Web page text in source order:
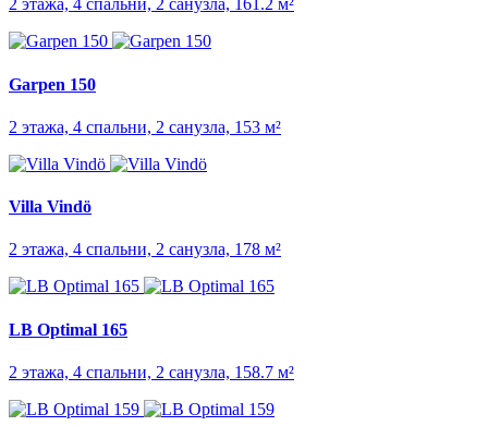
2 этажа, 4 спальни, 2 санузла, 161.2 м²
Garpen 150
2 этажа, 4 спальни, 2 санузла, 153 м²
Villa Vindö
2 этажа, 4 спальни, 2 санузла, 178 м²
LB Optimal 165
2 этажа, 4 спальни, 2 санузла, 158.7 м²